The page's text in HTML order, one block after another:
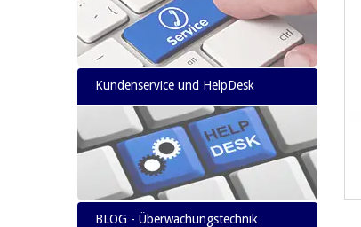
Kundenservice und HelpDesk
BLOG - Überwachungstechnik